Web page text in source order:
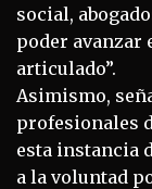
social,
poder avanzar
articulado”.
Asimismo,
profesionales
esta instancia
a la voluntad